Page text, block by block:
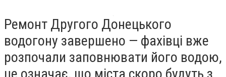
Ремонт Другого Донецького
водогону завершено — фахівці вже
розпочали заповнювати його водою,